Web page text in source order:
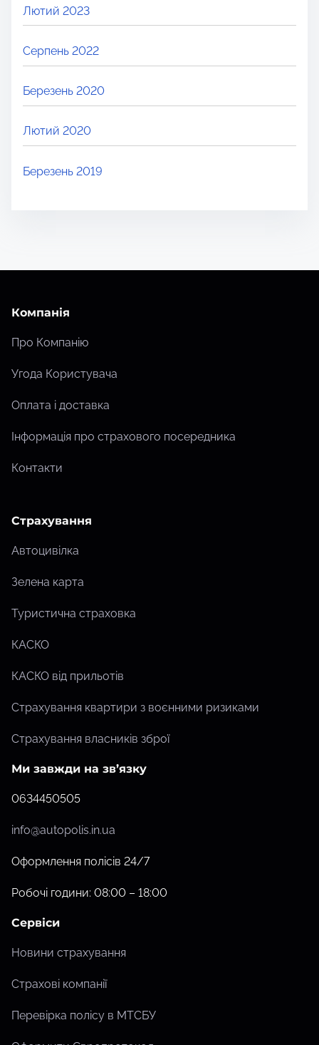
Лютий 2023
Серпень 2022
Березень 2020
Лютий 2020
Березень 2019
Компанія
Про Компанію
Угода Користувача
Оплата і доставка
Інформація про страхового посередника
Контакти
Страхування
Автоцивілка
Зелена карта
Туристична страховка
КАСКО
КАСКО від прильотів
Страхування квартири з воєнними ризиками
Страхування власників зброї
Ми завжди на зв’язку
0634450505
info@autopolis.in.ua
Оформлення полісів 24/7
Робочі години: 08:00 – 18:00
Сервіси
Новини страхування
Страхові компанії
Перевірка полісу в МТСБУ